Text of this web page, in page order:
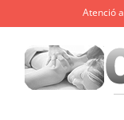
content
Atenció